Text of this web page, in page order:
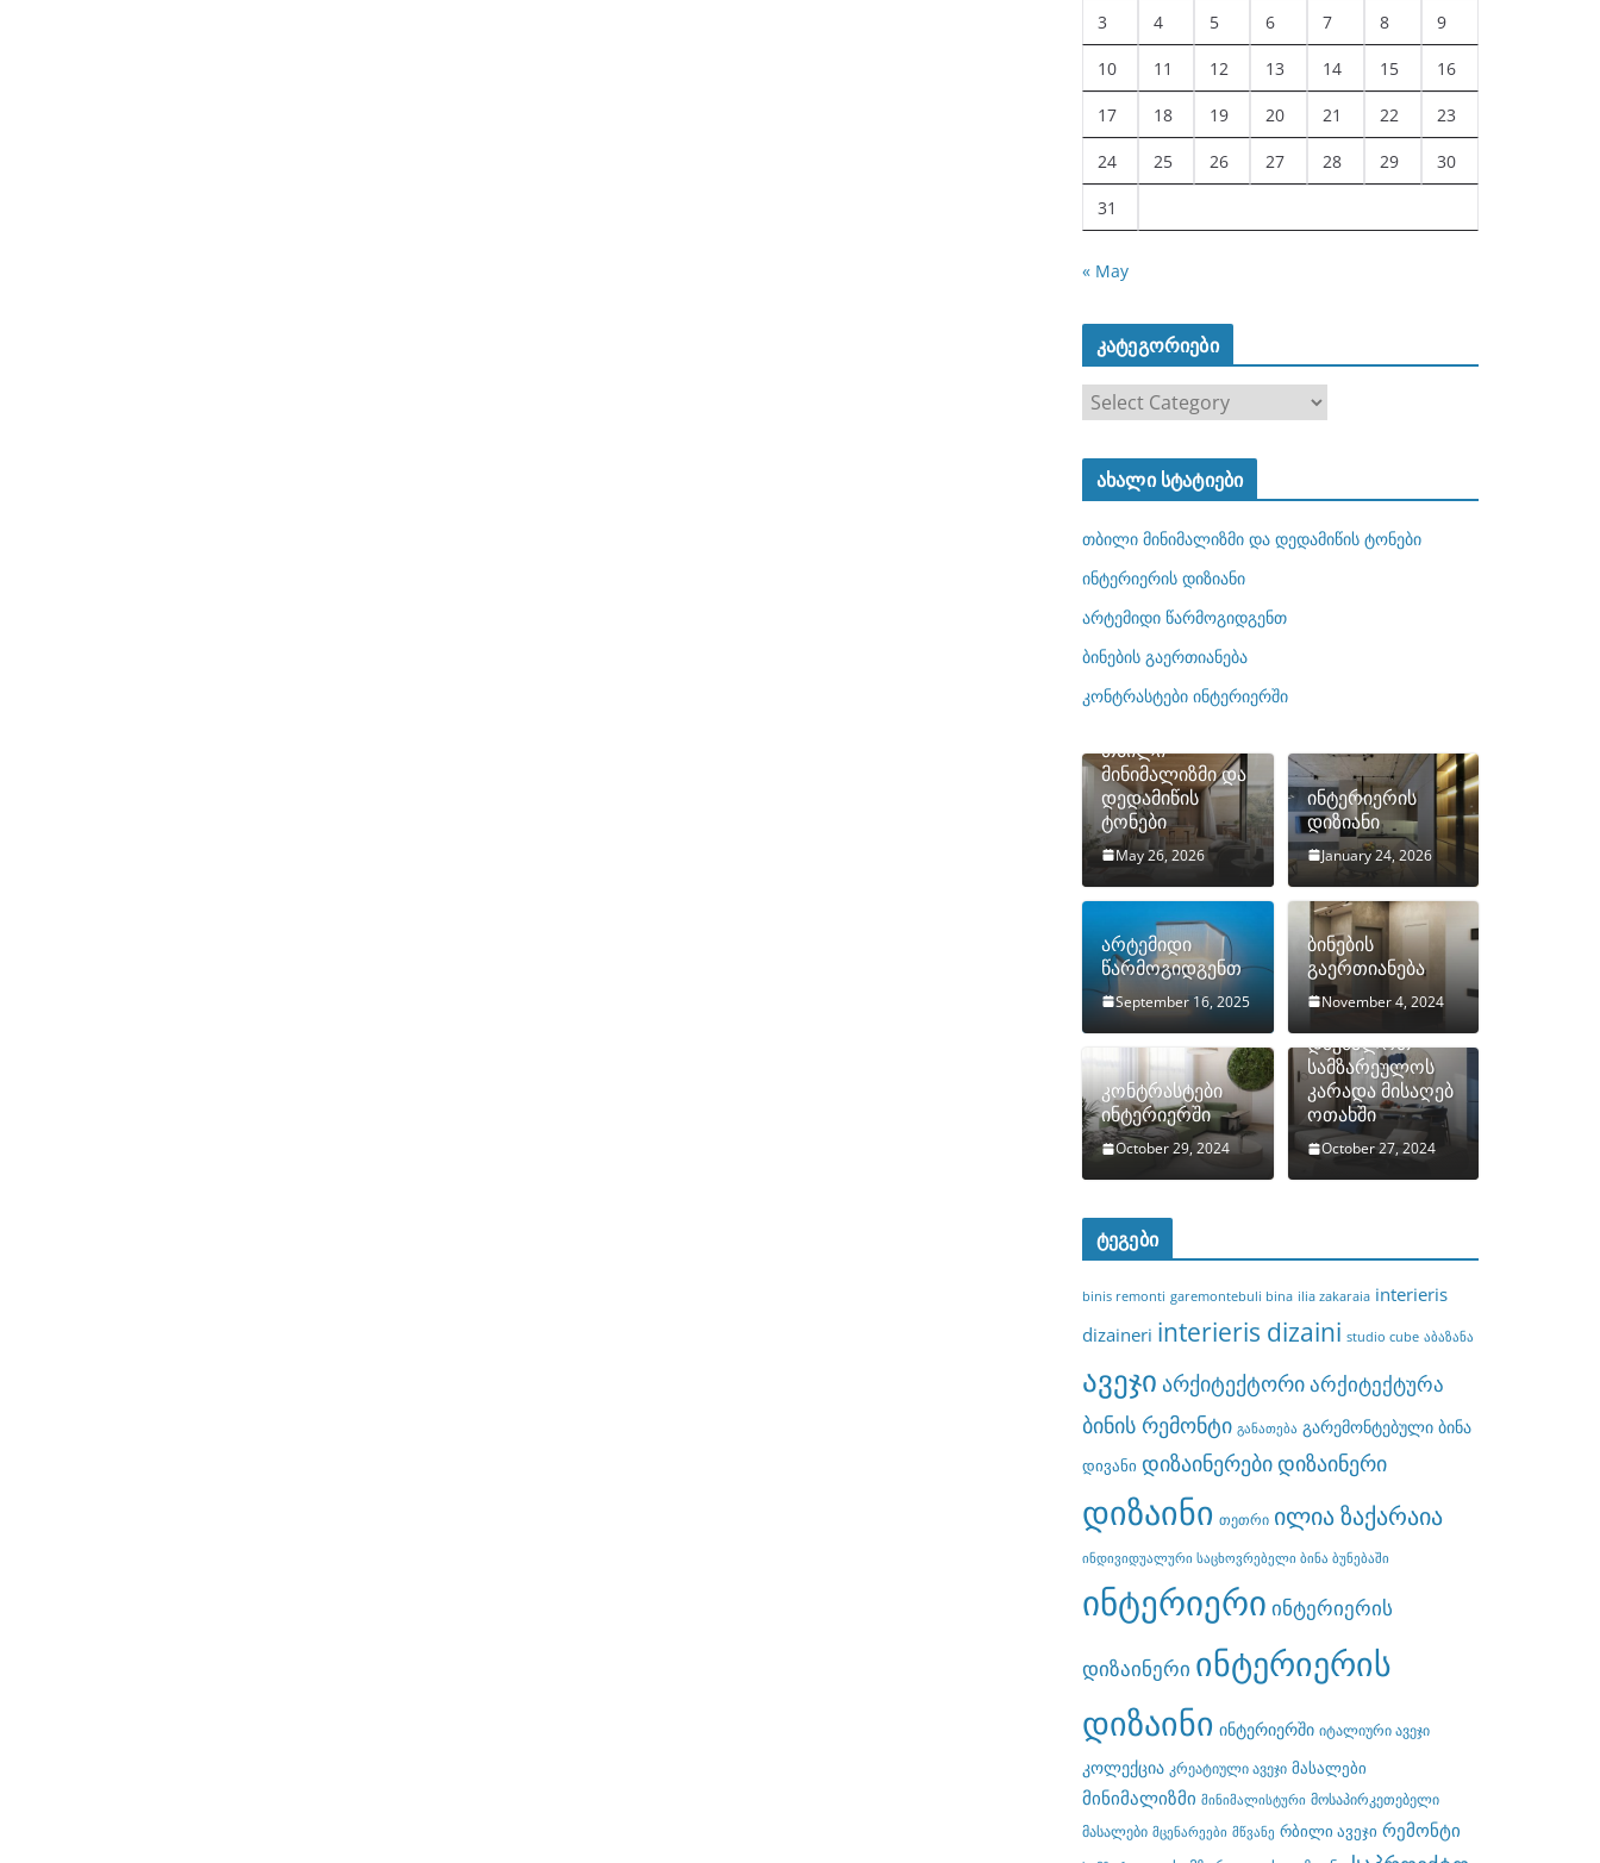
3 4 5 6 7 8 9
10 11 12 13 14 15 16
17 18 19 20 21 22 23
24 25 26 27 28 29 30
31
« May
კატეგორიები
ტ
ო
რ
ბ
ი
ახალი სტატიები
თბილი მინიმალიზმი და დედამიწის ტონები
ინტერიერის დიზიანი
არტემიდი წარმოგიდგენთ
ბინების გაერთიანება
კონტრასტები ინტერიერში
თბილი
მინიმალიზმი და
დედამიწის
ტონები
May 26, 2026
ინტერიერის
დიზიანი
January 24, 2026
არტემიდი
წარმოგიდგენთ
September 16, 2025
ბინების
გაერთიანება
November 4, 2024
კონტრასტები
ინტერიერში
October 29, 2024
როგორ
დავმალოთ
სამზარეულოს
კარადა მისაღებ
ოთახში
October 27, 2024
ტეგები
binis remonti garemontebuli bina ilia zakaraia interieris
dizaineri interieris dizaini studio cube აბაზანა
ავეჯი არქიტექტორიარქიტექტურა
ბინის რემონტი განათება გარემონტებული ბინა
დივანი დიზაინერებიდიზაინერი
დიზაინი თეთრი ილია ზაქარაია
ინდივიდუალური საცხოვრებელი ბინა ბუნებაში
ინტერიერი ინტერიერის
დიზაინერი ინტერიერის
დიზაინი ინტერიერში იტალიური ავეჯი
კოლექცია კრეატიული ავეჯი მასალები
მინიმალიზმი მინიმალისტური მოსაპირკეთებელი
მასალები მცენარეები მწვანე რბილი ავეჯი რემონტი